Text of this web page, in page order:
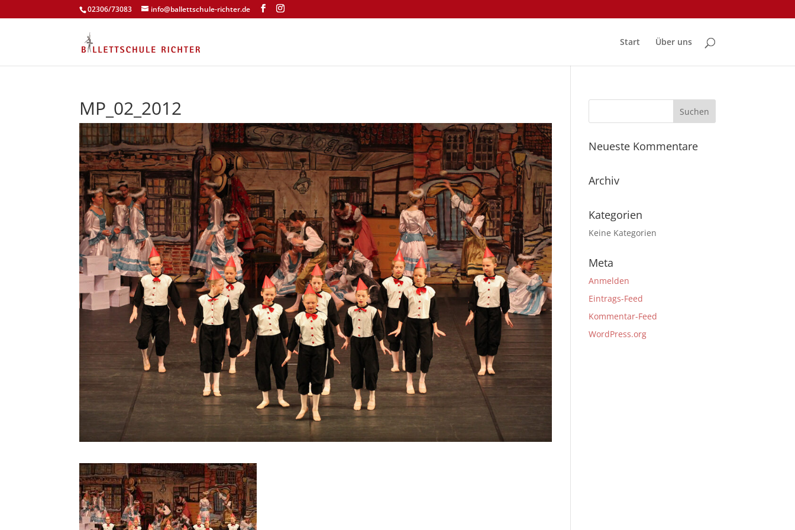
02306/73083 info@ballettschule-richter.de
Start Über uns
MP_02_2012
Neueste Kommentare
Archiv
Kategorien
Keine Kategorien
Meta
Anmelden
Eintrags-Feed
Kommentar-Feed
WordPress.org